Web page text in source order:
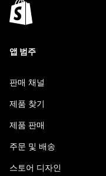
앱 범주
판매 채널
제품 찾기
제품 판매
주문 및 배송
스토어 디자인